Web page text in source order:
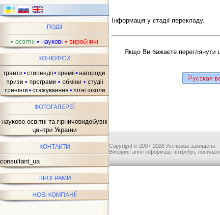
ПОДІЇ
• освітні • наукові • виробничі
КОНКУРСИ
гранти • стипендії• премії• нагороди
призи • програми • обміни • студії
тренінги • стажуванння • літні школи
ФОТОГАЛЕРЕЇ
науково-освітні та гірничовидобувні
центри України
КОНТАКТИ
consultant_ua
ПРОГРАМИ
НОВІ КОМПАНІЇ
Інформація у стадії перекладу.
Якщо Ви бажаєте переглянути
Copyrignt © 2007-2026 Усі права захищено.
Використання інформації потребує